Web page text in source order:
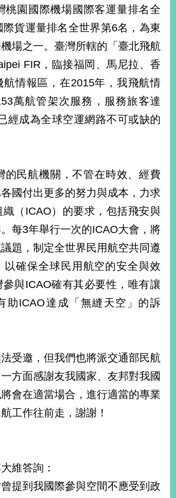
桃園國際機場國際客運量排名全
貨運量排名全世界第6名，為東
場之一。臺灣所轄的「臺北飛航
FIR，臨接福岡、馬尼拉、香
航情報區，在2015年，我飛航情
萬航管架次服務，服務旅客達
經成為全球空運網路不可或缺的
的民航機關，不管在時效、經費
國付出更多的努力與成本，力求
（ICAO）的要求，包括飛安與
每3年舉行一次的ICAO大會，將
題，制定全世界民用航空共同遵
以確保全球民用航空的安全與效
與ICAO確有其必要性，唯有讓
助ICAO達成「無縫天空」的訴
受邀，但我們也將派交通部民航
方面感謝友我國家、友邦對我國
會在適當場合，進行適當的專業
工作往前走，謝謝！
維答詢：
提到我國際參與空間不應受到政